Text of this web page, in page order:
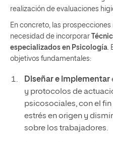
realización de evaluaciones
En concreto, las
necesidad de incorporar
especializados en Psicología.
objetivos fundamentales:
Diseñar e implementar
y protocolos de
psicosociales, con el
estrés en origen y
sobre los trabajadores.